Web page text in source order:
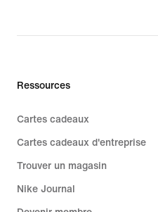
Ressources
Cartes cadeaux
Cartes cadeaux d'entreprise
Trouver un magasin
Nike Journal